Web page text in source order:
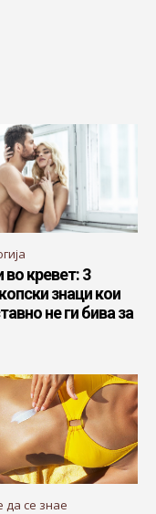
во кревет: 3
знаци кои
не ги бива за
да се знае